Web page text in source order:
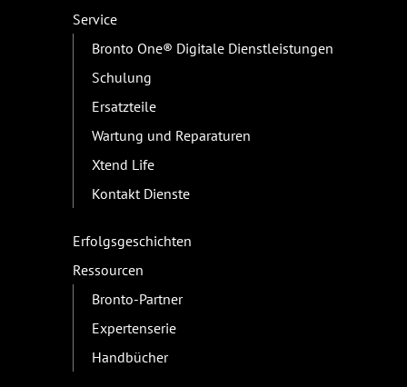
Service
Bronto One® Digitale Dienstleistungen
Schulung
Ersatzteile
Wartung und Reparaturen
Xtend Life
Kontakt Dienste
Erfolgsgeschichten
Ressourcen
Bronto-Partner
Expertenserie
Handbücher